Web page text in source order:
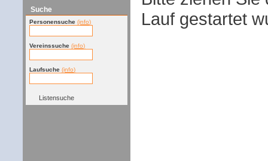
Suche
Personensuche (info)
Vereinssuche (info)
Laufsuche (info)
Listensuche
Lauf gestartet